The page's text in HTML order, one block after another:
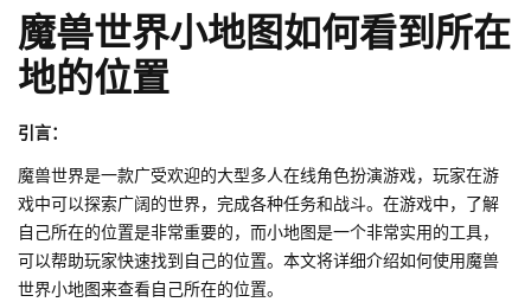
魔兽世界小地图如何看到所在
地的位置
引言：
魔兽世界是一款广受欢迎的大型多人在线角色扮演游戏，玩家在游
戏中可以探索广阔的世界，完成各种任务和战斗。在游戏中，了解
自己所在的位置是非常重要的，而小地图是一个非常实用的工具，
可以帮助玩家快速找到自己的位置。本文将详细介绍如何使用魔兽
世界小地图来查看自己所在的位置。